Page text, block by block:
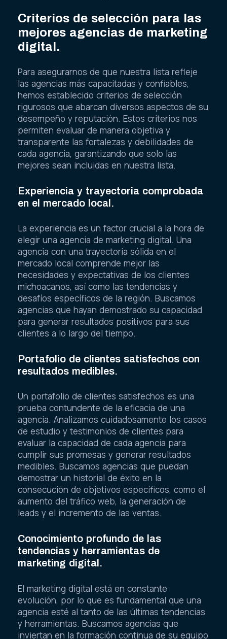
Criterios de selección para las
mejores agencias de marketing
digital.
Para asegurarnos de que nuestra lista refleje
las agencias más capacitadas y confiables,
hemos establecido criterios de selección
rigurosos que abarcan diversos aspectos de su
desempeño y reputación. Estos criterios nos
permiten evaluar de manera objetiva y
transparente las fortalezas y debilidades de
cada agencia, garantizando que solo las
mejores sean incluidas en nuestra lista.
Experiencia y trayectoria comprobada
en el mercado local.
La experiencia es un factor crucial a la hora de
elegir una agencia de marketing digital. Una
agencia con una trayectoria sólida en el
mercado local comprende mejor las
necesidades y expectativas de los clientes
michoacanos, así como las tendencias y
desafíos específicos de la región. Buscamos
agencias que hayan demostrado su capacidad
para generar resultados positivos para sus
clientes a lo largo del tiempo.
Portafolio de clientes satisfechos con
resultados medibles.
Un portafolio de clientes satisfechos es una
prueba contundente de la eficacia de una
agencia. Analizamos cuidadosamente los casos
de estudio y testimonios de clientes para
evaluar la capacidad de cada agencia para
cumplir sus promesas y generar resultados
medibles. Buscamos agencias que puedan
demostrar un historial de éxito en la
consecución de objetivos específicos, como el
aumento del tráfico web, la generación de
leads y el incremento de las ventas.
Conocimiento profundo de las
tendencias y herramientas de
marketing digital.
El marketing digital está en constante
evolución, por lo que es fundamental que una
agencia esté al tanto de las últimas tendencias
y herramientas. Buscamos agencias que
inviertan en la formación continua de su equipo